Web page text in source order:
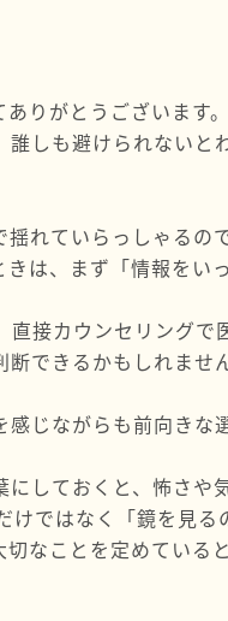
りがとうございます。
しも避けられないと
れていらっしゃるの
は、まず「情報をい
接カウンセリングで
できるかもしれません
じながらも前向きな
しておくと、怖さや
けではなく「鏡を見る
なことを定めている